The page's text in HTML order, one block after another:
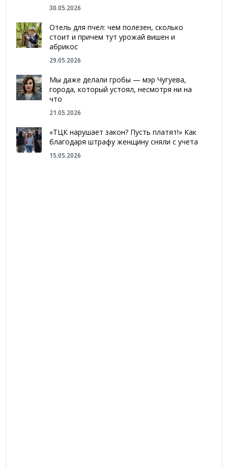
30.05.2026
Отель для пчел: чем полезен, сколько
стоит и причем тут урожай вишен и
абрикос
29.05.2026
Мы даже делали гробы — мэр Чугуева,
города, который устоял, несмотря ни на
что
21.05.2026
«ТЦК нарушает закон? Пусть платят!» Как
благодаря штрафу женщину сняли с учета
15.05.2026